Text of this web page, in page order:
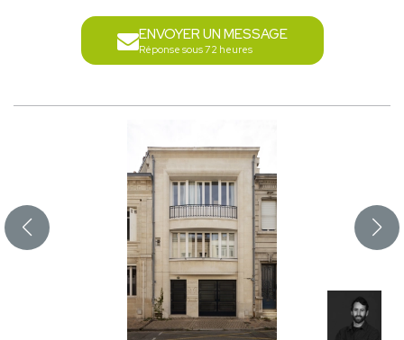
ENVOYER UN MESSAGE
Réponse sous 72 heures